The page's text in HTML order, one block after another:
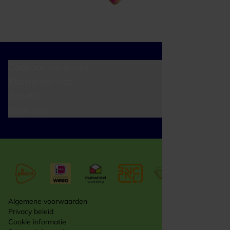
Algemene voorwaarden
Privacy beleid
Cookie informatie